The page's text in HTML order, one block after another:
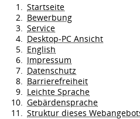
Startseite
Bewerbung
Service
Desktop-PC Ansicht
English
Impressum
Datenschutz
Barrierefreiheit
Leichte Sprache
Gebärdensprache
Struktur dieses